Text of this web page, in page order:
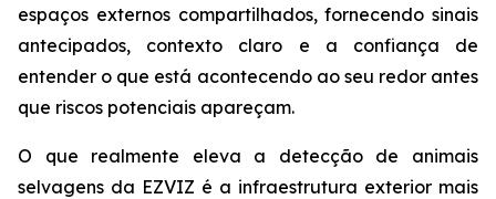
espaços externos compartilhados, fornecendo sinais
antecipados, contexto claro e a confiança de
entender o que está acontecendo ao seu redor antes
que riscos potenciais apareçam.
O que realmente eleva a detecção de animais
selvagens da EZVIZ é a infraestrutura exterior mais